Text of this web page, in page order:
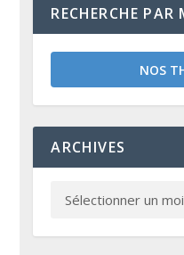
RECHERCHE PAR
NOS
ARCHIVES